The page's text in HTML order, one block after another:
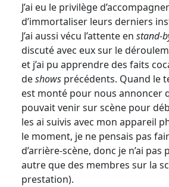
J’ai eu le privilège
d’immortaliser leurs derniers
J’ai aussi vécu l’attente en stand-
discuté avec eux sur le
et j’ai pu apprendre des faits
deshows précédents. Quand le
est monté pour nous annoncer
pouvait venir sur scène pour
les ai suivis avec mon appareil
le moment, je ne pensais pas
d’arrière-scène, donc je n’ai
autre que des membres sur la
prestation).